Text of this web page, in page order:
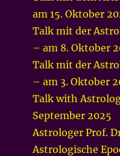
am 15. Oktober
Talk mit der
– am 8. Oktober
Talk mit der
– am 3. Oktober
Talk with
September 2025
Astrologer Prof.
Astrologische